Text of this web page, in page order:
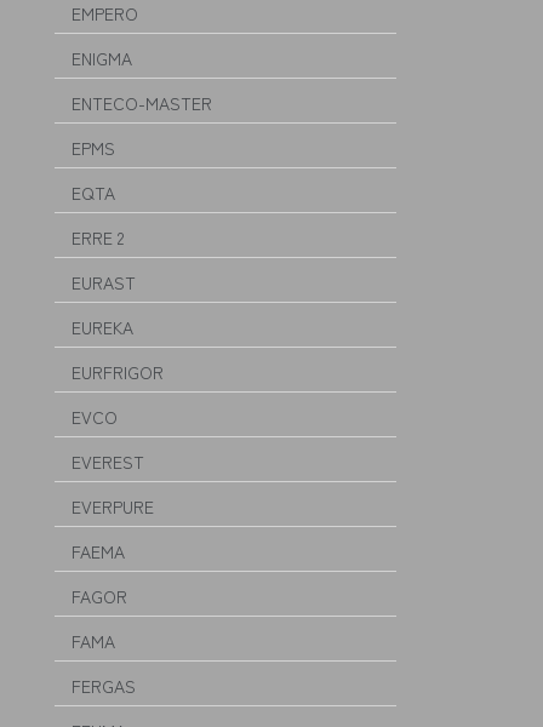
EMPERO
ENIGMA
ENTECO-MASTER
EPMS
EQTA
ERRE 2
EURAST
EUREKA
EURFRIGOR
EVCO
EVEREST
EVERPURE
FAEMA
FAGOR
FAMA
FERGAS